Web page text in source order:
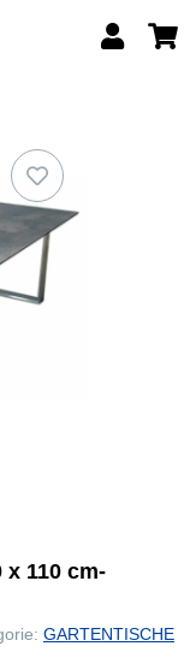
x 110 cm-
GARTENTISCHE